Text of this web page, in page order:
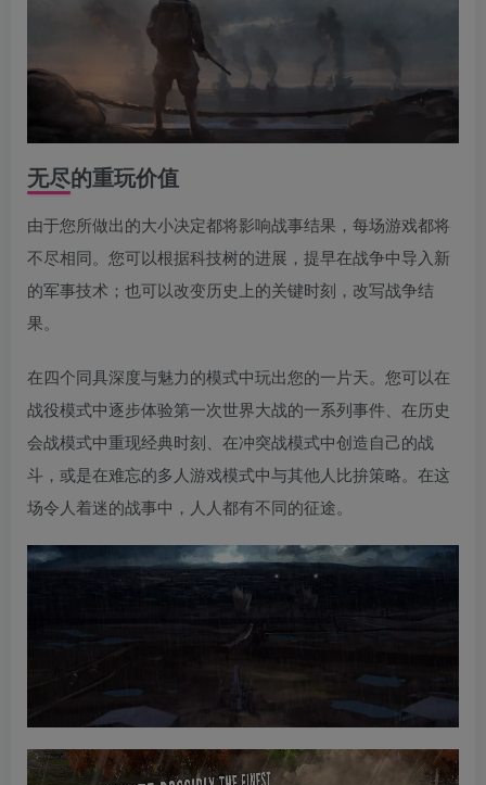
无尽的重玩价值
由于您所做出的大小决定都将影响战事结果，每场游戏都将
不尽相同。您可以根据科技树的进展，提早在战争中导入新
的军事技术；也可以改变历史上的关键时刻，改写战争结
果。
在四个同具深度与魅力的模式中玩出您的一片天。您可以在
战役模式中逐步体验第一次世界大战的一系列事件、在历史
会战模式中重现经典时刻、在冲突战模式中创造自己的战
斗，或是在难忘的多人游戏模式中与其他人比拚策略。在这
场令人着迷的战事中，人人都有不同的征途。